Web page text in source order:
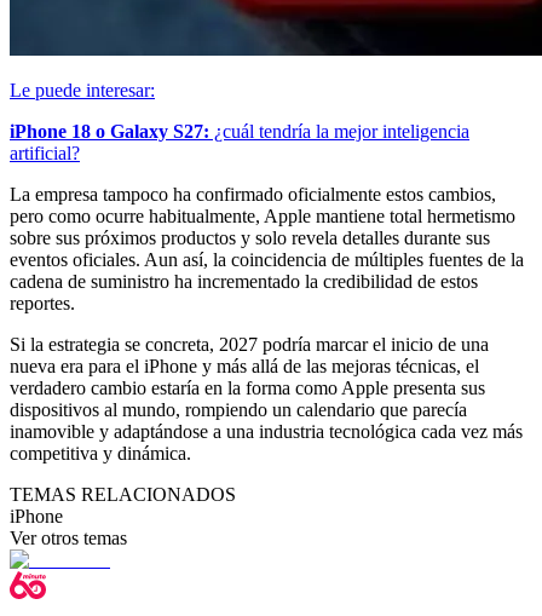
Le puede interesar:
iPhone 18 o Galaxy S27: ¿cuál tendría la mejor inteligencia
artificial?
La empresa tampoco ha confirmado oficialmente estos cambios,
pero como ocurre habitualmente, Apple mantiene total hermetismo
sobre sus próximos productos y solo revela detalles durante sus
eventos oficiales. Aun así, la coincidencia de múltiples fuentes de la
cadena de suministro ha incrementado la credibilidad de estos
reportes.
Si la estrategia se concreta, 2027 podría marcar el inicio de una
nueva era para el iPhone y más allá de las mejoras técnicas, el
verdadero cambio estaría en la forma como Apple presenta sus
dispositivos al mundo, rompiendo un calendario que parecía
inamovible y adaptándose a una industria tecnológica cada vez más
competitiva y dinámica.
TEMAS RELACIONADOS
iPhone
Ver otros temas